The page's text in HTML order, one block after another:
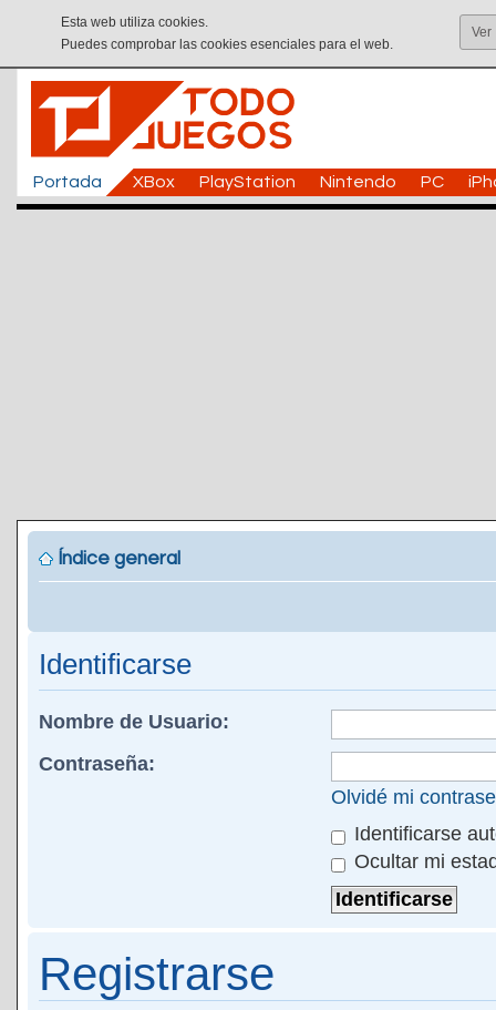
Esta web utiliza cookies.
Puedes comprobar las cookies esenciales para el web.
Ver
Portada XBox PlayStation Nintendo PC
Índice general
Identificarse
Nombre de Usuario:
Contraseña:
Olvidé mi
Identificarse
Ocultar mi
Registrarse